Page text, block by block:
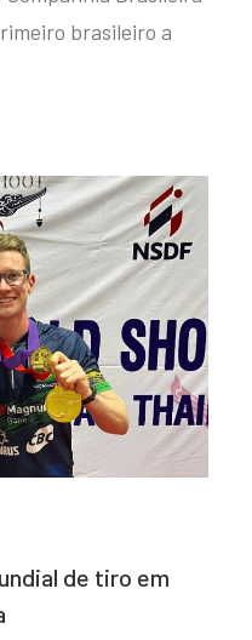
brasileiro a
de tiro em